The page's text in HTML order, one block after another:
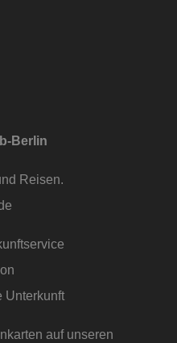
Berlin
Reisen.
Unterkunft
auf unseren